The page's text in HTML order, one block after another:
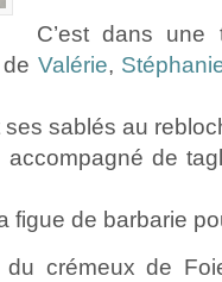
C’est dans une
Valérie,
sablés au
de
figue de barbarie
du crémeux de